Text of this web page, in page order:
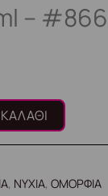
– #866
, ΝΥΧΙΑ,ΟΜΟΡΦΙΑ